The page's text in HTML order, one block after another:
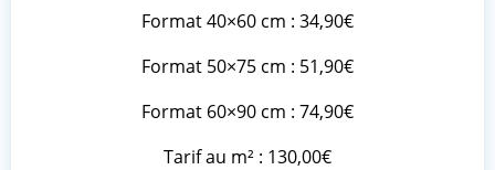
Format 40×60 cm : 34,90€
Format 50×75 cm : 51,90€
Format 60×90 cm : 74,90€
Tarif au m² : 130,00€